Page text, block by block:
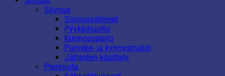
Siivous
Siivousvälineet
Pyykkihuolto
Kunnossapito
Parveke- ja kynnysmatot
Jätteiden käsittely
Pienrauta